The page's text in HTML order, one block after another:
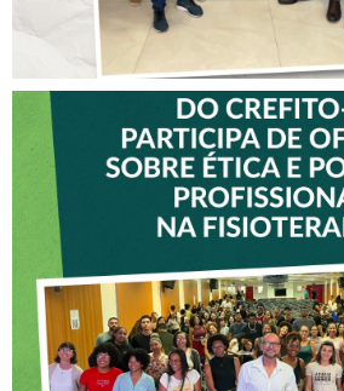
VICE-
CREFITO-7
OFICINA SOBRE
POSTURA
NA